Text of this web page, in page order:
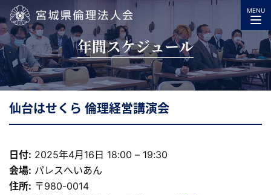
宮城県倫理法人会
MENU
年間スケジュール
仙台はせくら 倫理経営講演会
日付: 2025年4月16日 18:00 – 19:30
会場: パレスへいあん
住所: 〒980-0014